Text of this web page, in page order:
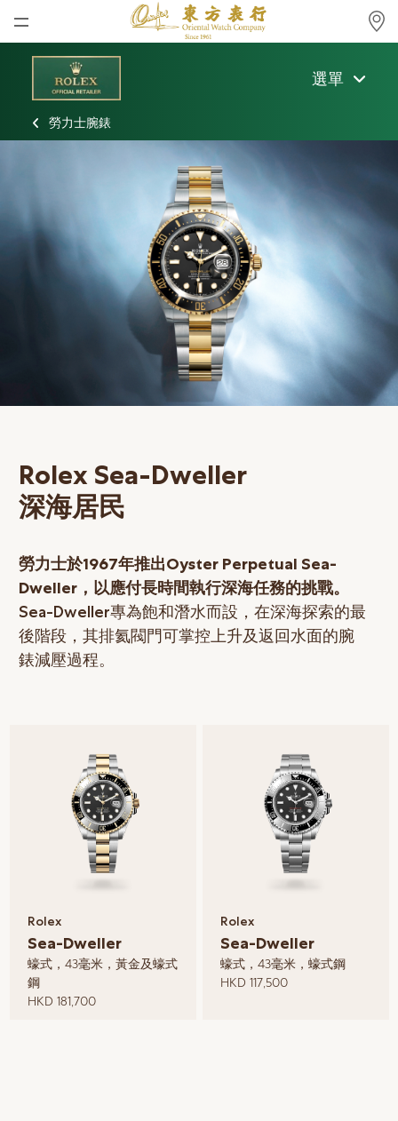
首頁
最新消息
腕表資訊
勞力士中古錶認證
帝舵表
網上商店
香港特別行政區
腕表維修
會員
登入
註冊
English
選單
勞力士腕錶
Rolex Sea-Dweller
深海居民
勞力士於1967年推出Oyster Perpetual Sea-
Dweller，以應付長時間執行深海任務的挑戰。
Sea-Dweller專為飽和潛水而設，在深海探索的最
後階段，其排氦閥門可掌控上升及返回水面的腕
錶減壓過程。
Rolex
Sea-Dweller
蠔式，43毫米，黃金及蠔式
鋼
HKD 181,700
Rolex
Sea-Dweller
蠔式，43毫米，蠔式鋼
HKD 117,500